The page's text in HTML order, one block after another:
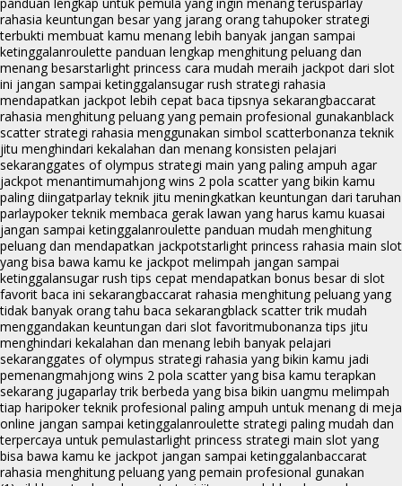
rahasia keuntungan besar yang jarang orang tahupoker strategi
terbukti membuat kamu menang lebih banyak jangan sampai
ketinggalanroulette panduan lengkap menghitung peluang dan
menang besarstarlight princess cara mudah meraih jackpot dari slot
ini jangan sampai ketinggalansugar rush strategi rahasia
mendapatkan jackpot lebih cepat baca tipsnya sekarangbaccarat
rahasia menghitung peluang yang pemain profesional gunakanblack
scatter strategi rahasia menggunakan simbol scatterbonanza teknik
jitu menghindari kekalahan dan menang konsisten pelajari
sekaranggates of olympus strategi main yang paling ampuh agar
jackpot menantimumahjong wins 2 pola scatter yang bikin kamu
paling diingatparlay teknik jitu meningkatkan keuntungan dari taruhan
parlaypoker teknik membaca gerak lawan yang harus kamu kuasai
jangan sampai ketinggalanroulette panduan mudah menghitung
peluang dan mendapatkan jackpotstarlight princess rahasia main slot
yang bisa bawa kamu ke jackpot melimpah jangan sampai
ketinggalansugar rush tips cepat mendapatkan bonus besar di slot
favorit baca ini sekarangbaccarat rahasia menghitung peluang yang
tidak banyak orang tahu baca sekarangblack scatter trik mudah
menggandakan keuntungan dari slot favoritmubonanza tips jitu
menghindari kekalahan dan menang lebih banyak pelajari
sekaranggates of olympus strategi rahasia yang bikin kamu jadi
pemenangmahjong wins 2 pola scatter yang bisa kamu terapkan
sekarang jugaparlay trik berbeda yang bisa bikin uangmu melimpah
tiap haripoker teknik profesional paling ampuh untuk menang di meja
online jangan sampai ketinggalanroulette strategi paling mudah dan
terpercaya untuk pemulastarlight princess strategi main slot yang
bisa bawa kamu ke jackpot jangan sampai ketinggalanbaccarat
rahasia menghitung peluang yang pemain profesional gunakan